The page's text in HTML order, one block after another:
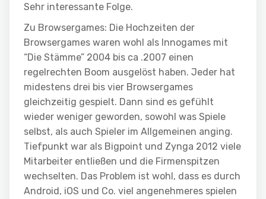
Sehr interessante Folge.
Zu Browsergames: Die Hochzeiten der
Browsergames waren wohl als Innogames mit
“Die Stämme” 2004 bis ca .2007 einen
regelrechten Boom ausgelöst haben. Jeder hat
midestens drei bis vier Browsergames
gleichzeitig gespielt. Dann sind es gefühlt
wieder weniger geworden, sowohl was Spiele
selbst, als auch Spieler im Allgemeinen anging.
Tiefpunkt war als Bigpoint und Zynga 2012 viele
Mitarbeiter entließen und die Firmenspitzen
wechselten. Das Problem ist wohl, dass es durch
Android, iOS und Co. viel angenehmeres spielen